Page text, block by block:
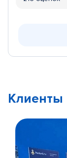
Клиенты